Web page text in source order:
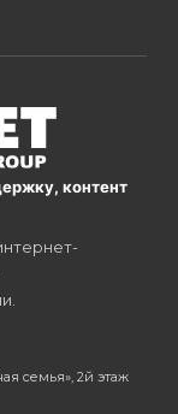
контент
семья», 2й этаж